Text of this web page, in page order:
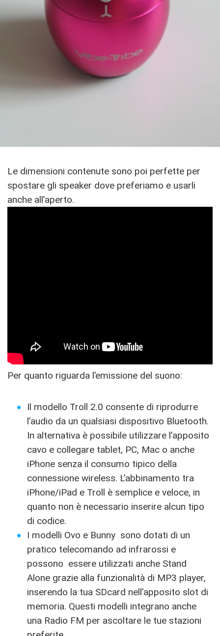
Le dimensioni contenute sono poi perfette per
spostare gli speaker dove preferiamo e usarli
anche all’aperto.
Per quanto riguarda l’emissione del suono:
Il modello Troll 2.0 consente di riprodurre
l’audio da un qualsiasi dispositivo Bluetooth.
In alternativa è possibile utilizzare l’apposito
cavo e collegare tablet, PC, Mac o anche
iPhone senza il consumo tipico della
connessione wireless. L’abbinamento tra
iPhone/iPad e Troll è semplice e veloce, in
quanto non è necessario inserire alcun tipo
di codice.
I modelli Ovo e Bunny sono dotati di un
pratico telecomando ad infrarossi e
possono essere utilizzati anche Stand
Alone grazie alla funzionalità di MP3 player,
inserendo la tua SDcard nell’apposito slot di
memoria. Questi modelli integrano anche
una Radio FM per ascoltare le tue stazioni